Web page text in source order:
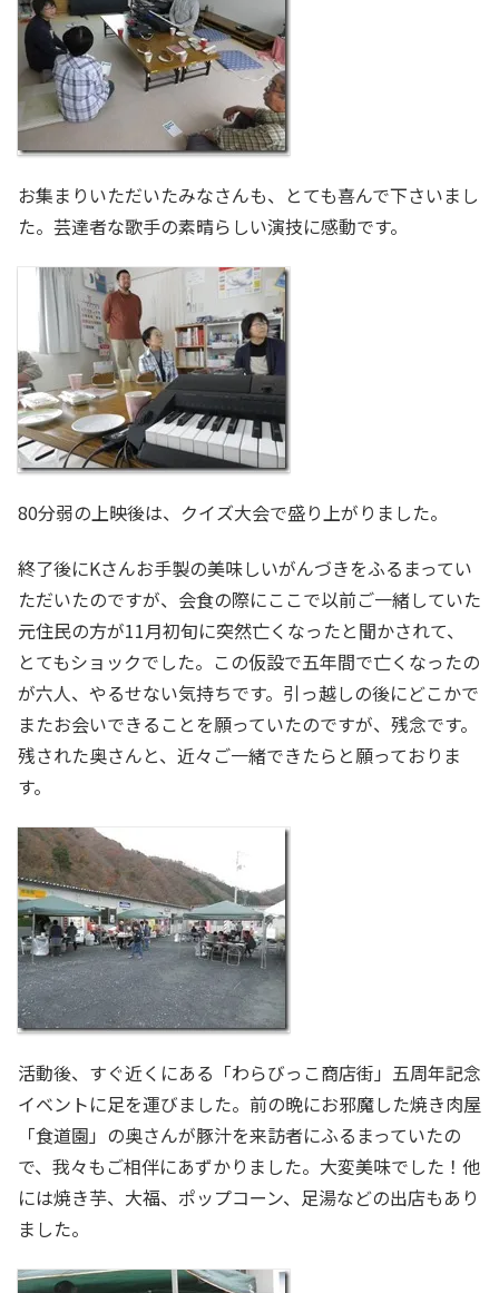
お集まりいただいたみなさんも、とても喜んで下さいまし
た。芸達者な歌手の素晴らしい演技に感動です。
80分弱の上映後は、クイズ大会で盛り上がりました。
終了後にKさんお手製の美味しいがんづきをふるまってい
ただいたのですが、会食の際にここで以前ご一緒していた
元住民の方が11月初旬に突然亡くなったと聞かされて、
とてもショックでした。この仮設で五年間で亡くなったの
が六人、やるせない気持ちです。引っ越しの後にどこかで
またお会いできることを願っていたのですが、残念です。
残された奥さんと、近々ご一緒できたらと願っておりま
す。
活動後、すぐ近くにある「わらびっこ商店街」五周年記念
イベントに足を運びました。前の晩にお邪魔した焼き肉屋
「食道園」の奥さんが豚汁を来訪者にふるまっていたの
で、我々もご相伴にあずかりました。大変美味でした！他
には焼き芋、大福、ポップコーン、足湯などの出店もあり
ました。